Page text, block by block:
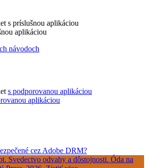
s príslušnou aplikáciou
aplikáciou
návodoch
s podporovanou aplikáciou
aplikáciou
cez Adobe DRM?